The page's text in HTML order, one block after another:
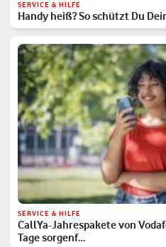
SERVICE & HILFE
Handy heiß? So schützt Du
SERVICE & HILFE
CallYa-Jahrespakete von
Tage sorgenf…